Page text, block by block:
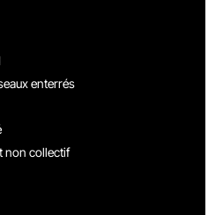
enterrés
non collectif